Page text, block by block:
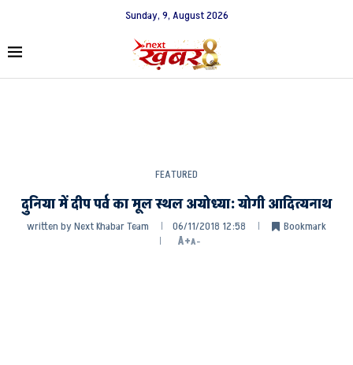
Sunday, 9, August 2026
FEATURED
दुनिया में दीप पर्व का मूल स्थल अयोध्या: योगी आदित्यनाथ
written byNext Khabar Team 06/11/2018 12:58
Bookmark
A+A-